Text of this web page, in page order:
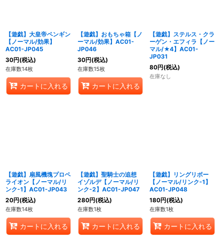
【遊戯】大皇帝ペンギン
【ノーマル/効果】
AC01-JP045
30円(税込)
在庫数14枚
カートに入れる
【遊戯】おもちゃ箱【ノ
ーマル/効果】AC01-
JP046
30円(税込)
在庫数15枚
カートに入れる
【遊戯】ステルス・クラ
ーゲン・エフィラ【ノー
マル/★4】AC01-
JP031
80円(税込)
在庫なし
【遊戯】扇風機塊プロペ
ライオン【ノーマル/リ
ンク-1】AC01-JP043
20円(税込)
在庫数14枚
カートに入れる
【遊戯】聖騎士の追想
イゾルデ【ノーマル/リ
ンク-2】AC01-JP047
280円(税込)
在庫数1枚
カートに入れる
【遊戯】リングリボー
【ノーマル/リンク-1】
AC01-JP048
180円(税込)
在庫数1枚
カートに入れる